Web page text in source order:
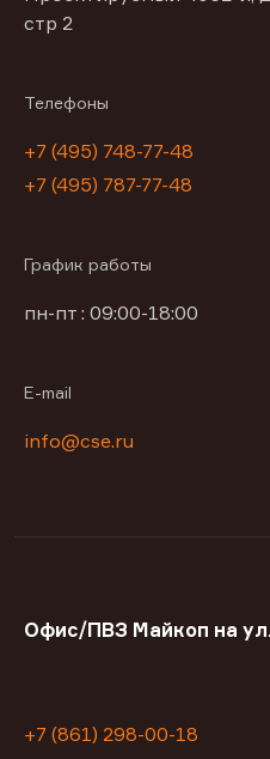
стр 2
Телефоны
+7 (495) 748-77-48
+7 (495) 787-77-48
График работы
пн-пт : 09:00-18:00
E-mail
info@cse.ru
Офис/ПВЗ Майкоп на
+7 (861) 298-00-18